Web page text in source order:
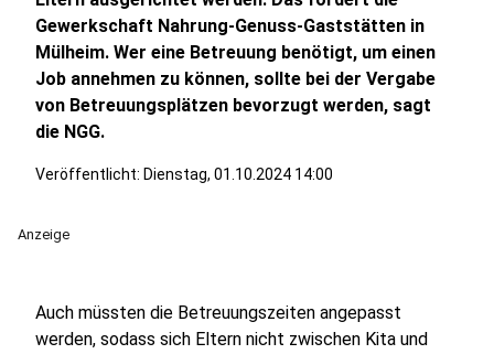
Gewerkschaft Nahrung-Genuss-Gaststätten in
Mülheim. Wer eine Betreuung benötigt, um einen
Job annehmen zu können, sollte bei der Vergabe
von Betreuungsplätzen bevorzugt werden, sagt
die NGG.
Veröffentlicht: Dienstag, 01.10.2024 14:00
Anzeige
Auch müssten die Betreuungszeiten angepasst
werden, sodass sich Eltern nicht zwischen Kita und